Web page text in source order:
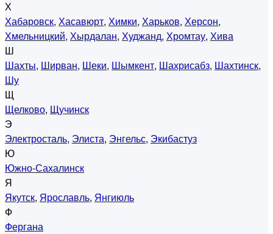
Х
Хабаровск, Хасавюрт, Химки, Харьков, Херсон,
Хмельницкий, Хырдалан, Худжанд, Хромтау, Хива
Ш
Шахты, Ширван, Шеки, Шымкент, Шахрисабз, Шахтинск,
Шу
Щ
Щелково, Щучинск
Э
Электросталь, Элиста, Энгельс, Экибастуз
Ю
Южно-Сахалинск
Я
Якутск, Ярославль, Янгиюль
Ф
Фергана